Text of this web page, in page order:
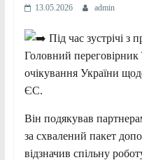
13.05.2026 admin
Під час зустрічі
Головний переговірник
очікування України
ЄС.
Він подякував
за схвалений пакет
відзначив спільну